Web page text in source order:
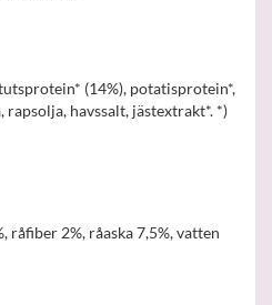
(14%), potatisprotein*,
havssalt, jästextrakt*. *)
råfiber 2%, råaska 7,5%, vatten